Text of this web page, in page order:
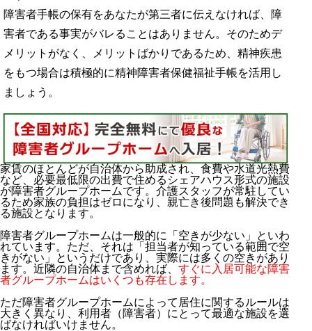
障害者手帳の保有をあなたが第三者に伝えなければ、障
害者である事実がバレることはありません。そのためデ
メリットがなく、メリットばかりであるため、精神疾患
をもつ場合は積極的に精神障害者保健福祉手帳を活用し
ましょう。
家賃のほとんどが自治体から助成され、食費や水道光熱費
など、必要最低限の出費で住めるシェアハウス形式の施設
が障害者グループホームです。介護スタッフが常駐してい
るため家族の負担はゼロになり、親亡き後問題も解決でき
る施設となります。
障害者グループホームは一般的に「空きが少ない」といわ
れています。ただ、それは「担当者が知っている範囲で空
きがない」というだけであり、実際には多くの空きがあり
ます。近隣の自治体まで含めれば、 すぐに入居可能な障害
者グループホームはいくつも存在します。
ただ障害者グループホームによって居住に関するルールは
大きく異なり、利用者（障害者）にとって最適な施設を選
ばなければいけません。